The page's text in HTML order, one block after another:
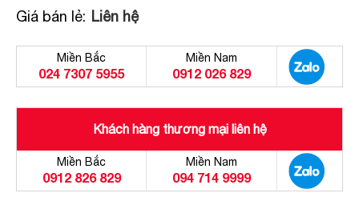
Giá bán lẻ: Liên hệ
Miền Bắc
024 7307 5955
Miền Nam
0912 026 829
Khách hàng thương mại liên hệ
Miền Bắc
0912 826 829
Miền Nam
094 714 9999